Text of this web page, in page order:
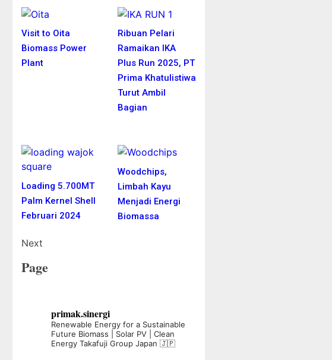
Visit to Oita
Biomass Power
Plant
Ribuan Pelari
Ramaikan IKA
Plus Run 2025, PT
Prima Khatulistiwa
Turut Ambil
Bagian
Loading 5.700MT
Palm Kernel Shell
Februari 2024
Woodchips,
Limbah Kayu
Menjadi Energi
Biomassa
Next
Page
primak.sinergi
Renewable Energy for a Sustainable
Future Biomass | Solar PV | Clean
Energy Takafuji Group Japan 🇯🇵